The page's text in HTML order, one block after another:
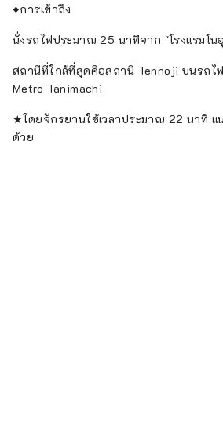
◆การเข้าถึง
นั่งรถไฟประมาณ 25 นาทีจาก "โรงแรมโน
สถานีที่ใกล้ที่สุดคือสถานี Tennoji บนรถไ
Metro Tanimachi
★โดยจักรยานใช้เวลาประมาณ 22 นาที แ
ด้วย